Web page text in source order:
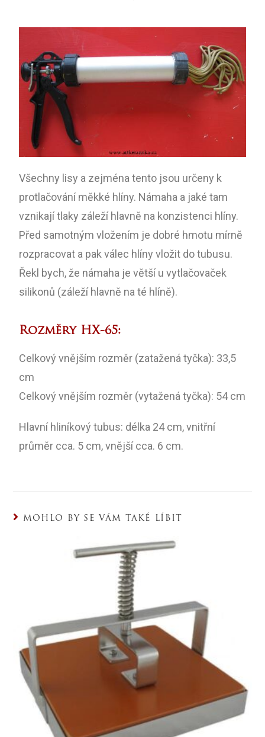
Všechny lisy a zejména tento jsou určeny k
protlačování měkké hlíny. Námaha a jaké tam
vznikají tlaky záleží hlavně na konzistenci hlíny.
Před samotným vložením je dobré hmotu mírně
rozpracovat a pak válec hlíny vložit do tubusu.
Řekl bych, že námaha je větší u vytlačovaček
silikonů (záleží hlavně na té hlíně).
Rozměry HX-65:
Celkový vnějším rozměr (zatažená tyčka): 33,5
cm
Celkový vnějším rozměr (vytažená tyčka): 54 cm
Hlavní hliníkový tubus: délka 24 cm, vnitřní
průměr cca. 5 cm, vnější cca. 6 cm.
MOHLO BY SE VÁM TAKÉ LÍBIT